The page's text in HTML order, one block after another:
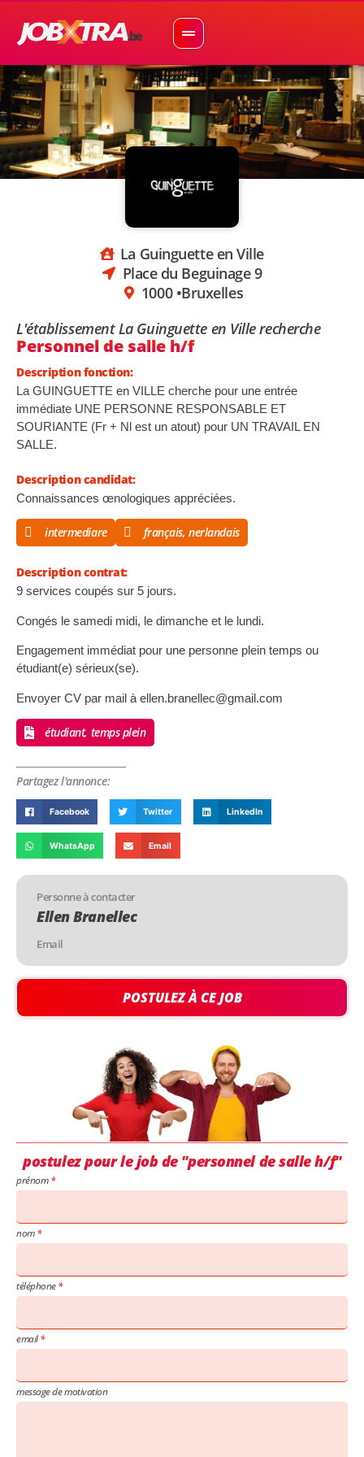
La Guinguette en Ville
Place du Beguinage 9
1000 •Bruxelles
L'établissement La Guinguette en Ville recherche
Personnel de salle h/f
Description fonction:
La GUINGUETTE en VILLE cherche pour une entrée
immédiate UNE PERSONNE RESPONSABLE ET
SOURIANTE (Fr + Nl est un atout) pour UN TRAVAIL EN
SALLE.
Description candidat:
Connaissances œnologiques appréciées.
intermediare français, nerlandais
Description contrat:
9 services coupés sur 5 jours.
Congés le samedi midi, le dimanche et le lundi.
Engagement immédiat pour une personne plein temps ou
étudiant(e) sérieux(se).
Envoyer CV par mail à ellen.branellec@gmail.com
étudiant, temps plein
Partagez l'annonce:
Facebook Twitter LinkedIn
WhatsApp Email
Personne à contacter
Ellen Branellec
Email
POSTULEZ À CE JOB
postulez pour le job de "personnel de salle h/f"
prénom
nom
téléphone
email
message de motivation